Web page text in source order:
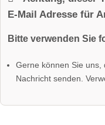
E-Mail Adresse für
Bitte verwenden Sie
Gerne können Sie uns,
Nachricht senden.